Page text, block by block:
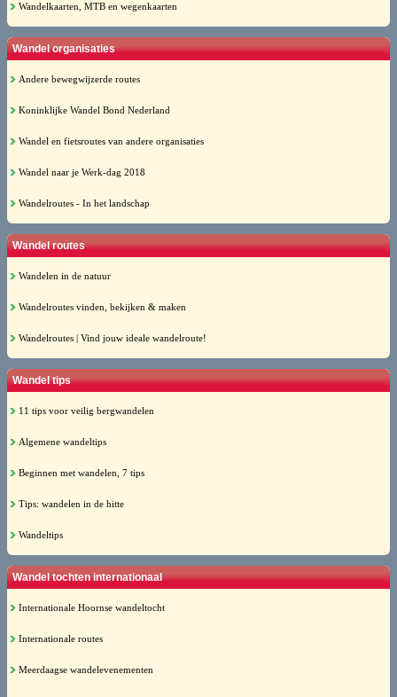
Wandelkaarten, MTB en wegenkaarten
Wandel organisaties
Andere bewegwijzerde routes
Koninklijke Wandel Bond Nederland
Wandel en fietsroutes van andere organisaties
Wandel naar je Werk-dag 2018
Wandelroutes - In het landschap
Wandel routes
Wandelen in de natuur
Wandelroutes vinden, bekijken & maken
Wandelroutes | Vind jouw ideale wandelroute!
Wandel tips
11 tips voor veilig bergwandelen
Algemene wandeltips
Beginnen met wandelen, 7 tips
Tips: wandelen in de hitte
Wandeltips
Wandel tochten internationaal
Internationale Hoornse wandeltocht
Internationale routes
Meerdaagse wandelevenementen